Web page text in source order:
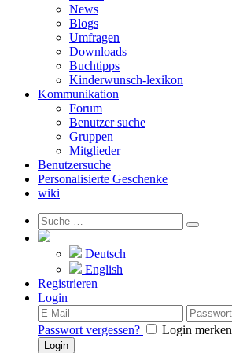
News
Blogs
Umfragen
Downloads
Buchtipps
Kinderwunsch-lexikon
Kommunikation
Forum
Benutzer suche
Gruppen
Mitglieder
Benutzersuche
Personalisierte Geschenke
wiki
Deutsch
English
Registrieren
Login
Passwort vergessen? Login merken
Login